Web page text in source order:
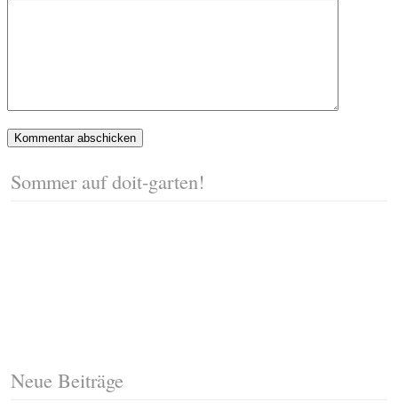
Sommer auf doit-garten!
Neue Beiträge